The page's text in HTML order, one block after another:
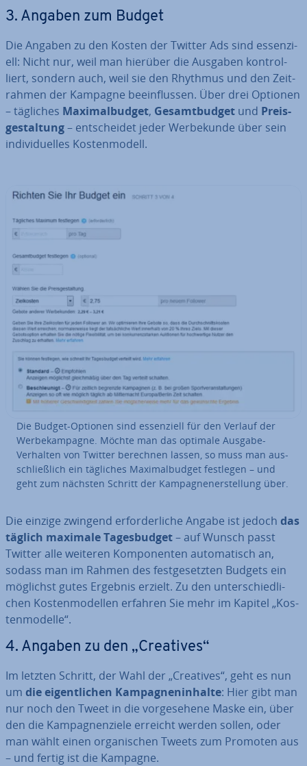
3. Angaben zum Budget
Die Angaben zu den Kosten der Twitter Ads sind es­sen­zi­
ell: Nicht nur, weil man hierüber die Ausgaben kon­trol­
liert, sondern auch, weil sie den Rhythmus und den Zeit­
rah­men der Kampagne be­ein­flus­sen. Über drei Optionen
– tägliches Ma­xi­mal­bud­get, Ge­samt­bud­get und Preis­
ge­stal­tung– ent­schei­det jeder Wer­be­kun­de über sein
in­di­vi­du­el­les Kos­ten­mo­dell.
Die Budget-Optionen sind es­sen­zi­ell für den Verlauf der
Wer­be­kam­pa­gne. Möchte man das optimale Ausgabe-
Verhalten von Twitter berechnen lassen, so muss man aus­
schließ­lich ein tägliches Ma­xi­mal­bud­get festlegen – und
geht zum nächsten Schritt der Kam­pa­gnen­er­stel­lung über.
Die einzige zwingend er­for­der­li­che Angabe ist jedoch das
täglich maximale Ta­ges­bud­get– auf Wunsch passt
Twitter alle weiteren Kom­po­nen­ten au­to­ma­tisch an,
sodass man im Rahmen des fest­ge­setz­ten Budgets ein
möglichst gutes Ergebnis erzielt. Zu den un­ter­schied­li­
chen Kos­ten­mo­del­len erfahren Sie mehr im Kapitel „Kos­
ten­mo­del­le“.
4. Angaben zu den „Creatives“
Im letzten Schritt, der Wahl der „Creatives“, geht es nun
um die ei­gent­li­chen Kam­pa­gnen­in­hal­te: Hier gibt man
nur noch den Tweet in die vor­ge­se­he­ne Maske ein, über
den die Kam­pa­gnen­zie­le erreicht werden sollen, oder
man wählt einen or­ga­ni­schen Tweets zum Promoten aus
– und fertig ist die Kampagne.